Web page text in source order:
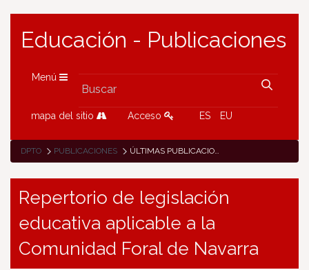
Educación - Publicaciones
Menú
mapa del sitio Acceso ES EU
DPTO PUBLICACIONES ÚLTIMAS PUBLICACIONES
Repertorio de legislación
educativa aplicable a la
Comunidad Foral de Navarra